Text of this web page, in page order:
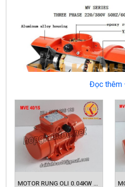
Cấu tạo bên trong của
THÔNG SÔ KĨ THUẬT
RUNG:
Đọc thêm